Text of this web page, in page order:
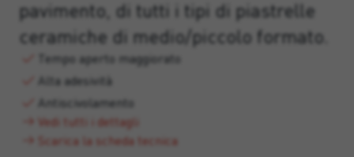
pavimento, di tutti i tipi di piastrelle
ceramiche di medio/piccolo formato.
Tempo aperto maggiorato
Alta adesività
Antiscivolamento
Vedi tutti i dettagli
Scarica la scheda tecnica